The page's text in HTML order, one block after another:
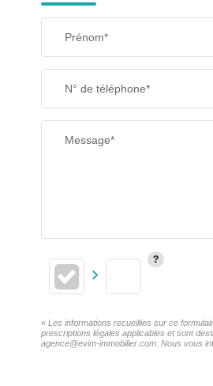
SUPERFICIE :
RESTAURANTS ET CAFÉS
Prénom*
N° de téléphone*
Message*
« Les informations recueillies sur ce
prescriptions légales applicables et sont
agence@evim-immobilier.com. Nous vous